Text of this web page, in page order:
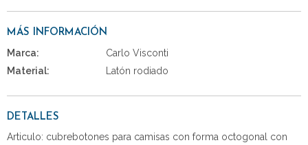
MÁS INFORMACIÓN
Marca:
Carlo Visconti
Material:
Latón rodiado
DETALLES
Articulo: cubrebotones para camisas con forma octogonal con